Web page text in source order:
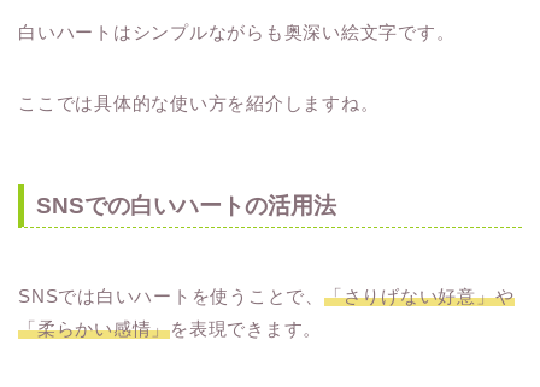
白いハートはシンプルながらも奥深い絵文字です。
ここでは具体的な使い方を紹介しますね。
SNSでの白いハートの活用法
SNSでは白いハートを使うことで、 「さりげない好意」や
「柔らかい感情」を表現できます。